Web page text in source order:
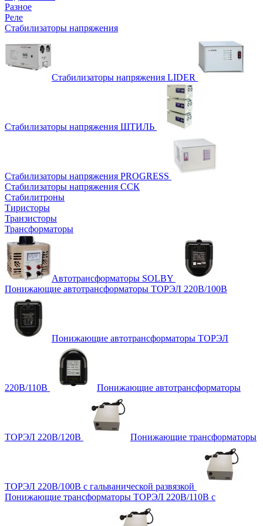
Разное
Реле
Стабилизаторы напряжения
Стабилизаторы напряжения LIDER
Стабилизаторы напряжения ШТИЛЬ
Стабилизаторы напряжения PROGRESS
Стабилизаторы напряжения ССК
Стабилитроны
Тиристоры
Транзисторы
Трансформаторы
Автотрансформаторы SOLBY
Понижающие автотрансформаторы ТОРЭЛ 220В/100В
Понижающие автотрансформаторы ТОРЭЛ
220В/110В Понижающие автотрансформаторы
ТОРЭЛ 220В/120В Понижающие трансформаторы
ТОРЭЛ 220В/100В с гальванической развязкой
Понижающие трансформаторы ТОРЭЛ 220В/110В с